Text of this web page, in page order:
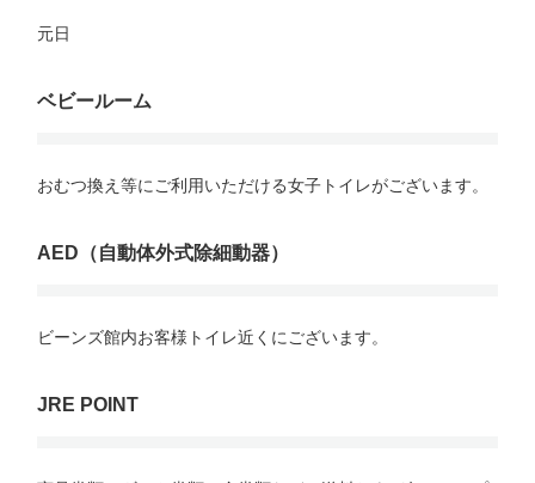
元日
ベビールーム
おむつ換え等にご利用いただける女子トイレがございます。
AED（自動体外式除細動器）
ビーンズ館内お客様トイレ近くにございます。
JRE POINT